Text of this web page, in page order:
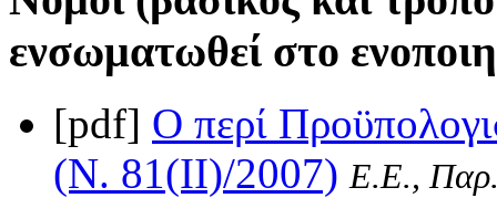
ενσωματωθεί στο
[pdf] Ο περί
(Ν. 81(II)/2007) Ε.Ε.,